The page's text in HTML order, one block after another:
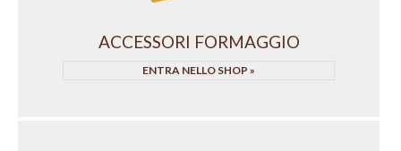
ACCESSORI FORMAGGIO
ENTRA NELLO SHOP